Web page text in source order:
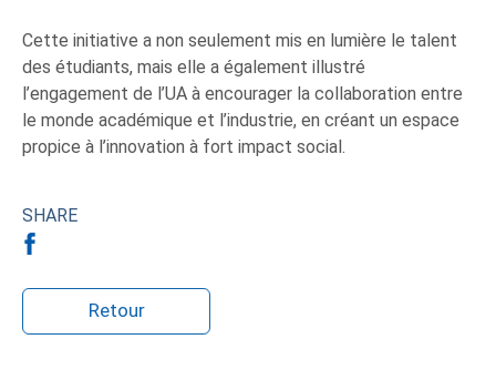
Cette initiative a non seulement mis en lumière le talent
des étudiants, mais elle a également illustré
l’engagement de l’UA à encourager la collaboration entre
le monde académique et l’industrie, en créant un espace
propice à l’innovation à fort impact social.
SHARE
Retour